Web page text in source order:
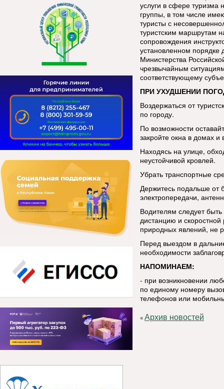
услуги в сфере туризма
группы, в том числе
туристы с
туристским маршрутам
сопровождения
установленном
Министерства
чрезвычайным
соответствующему
ПРИ УХУДШЕНИИ
Воздержаться от
по городу.
По возможности
закройте окна в домах
Находясь на улице,
неустойчивой кровлей.
Убрать транспортные
Держитесь подальше от
электропередачи,
Водителям следует
дистанцию и
природных явлений, не
Перед выездом в
необходимости
НАПОМИНАЕМ:
- при возникновении
по единому номеру
телефонов или
«Архив новостей